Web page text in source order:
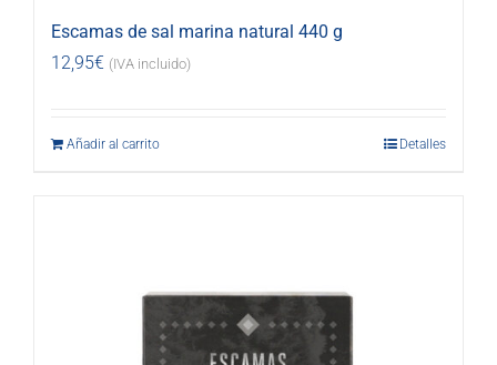
Escamas de sal marina natural 440 g
12,95€ (IVA incluido)
Añadir al carrito Detalles